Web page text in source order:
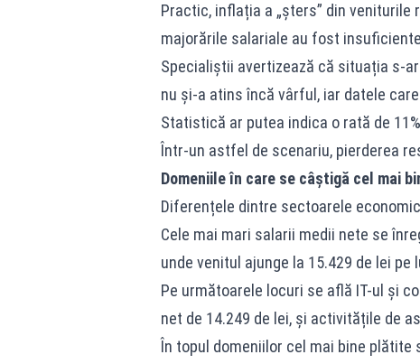
Practic, inflația a „șters” din veniturile
majorările salariale au fost
Specialiștii avertizează că situația s-
nu și-a atins încă vârful, iar datele
Statistică ar putea indica o rată de
Într-un astfel de scenariu, pierderea
Domeniile în care se câștigă cel mai
Diferențele dintre sectoarele
Cele mai mari salarii medii nete se
unde venitul ajunge la 15.429 de lei pe
Pe următoarele locuri se află IT-ul și
net de 14.249 de lei, și activitățile de
În topul domeniilor cel mai bine